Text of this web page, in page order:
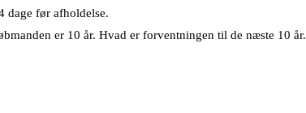
dage før afholdelse.
er 10 år. Hvad er forventningen til de næste 10 år.